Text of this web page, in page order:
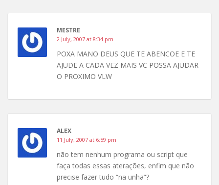
MESTRE
2 July, 2007 at 8:34 pm
POXA MANO DEUS QUE TE ABENCOE E TE
AJUDE A CADA VEZ MAIS VC POSSA AJUDAR
O PROXIMO VLW
ALEX
11 July, 2007 at 6:59 pm
não tem nenhum programa ou script que
faça todas essas aterações, enfim que não
precise fazer tudo “na unha”?